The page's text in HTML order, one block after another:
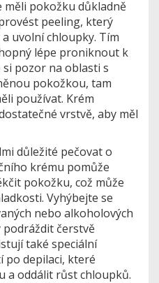
měli pokožku důkladně
peeling, který
uvolní chloupky. Tím
lépe proniknout k
pozor na oblasti s
pokožkou, tam
používat. Krém
vrstvě, aby měl
důležité pečovat o
krému pomůže
pokožku, což může
Vyhýbejte se
nebo alkoholových
čerstvě
také speciální
depilaci, které
a oddálit růst chloupků.